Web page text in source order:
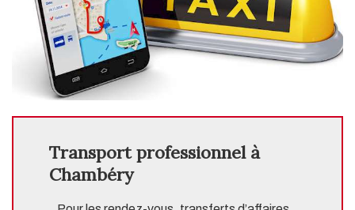
Transport professionnel à
Chambéry